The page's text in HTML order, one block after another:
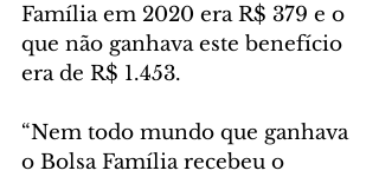
Família em 2020 era R$ 379 e o
que não ganhava este benefício
era de R$ 1.453.
“Nem todo mundo que ganhava
o Bolsa Família recebeu o